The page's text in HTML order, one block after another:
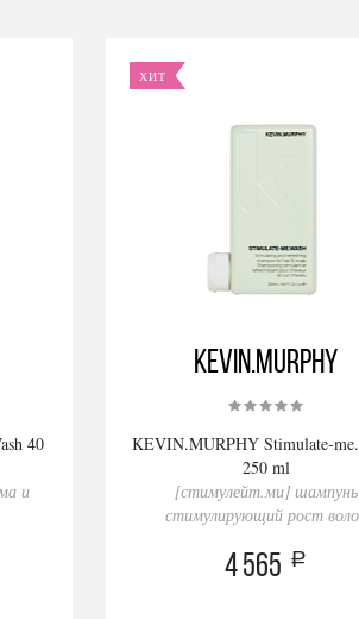
40
и
ХИТ
KEVIN.MURPHY
KEVIN.MURPHY Stimulate-
250 ml
[стимулейт.ми] шампунь
стимулирующий рост
4 565 a